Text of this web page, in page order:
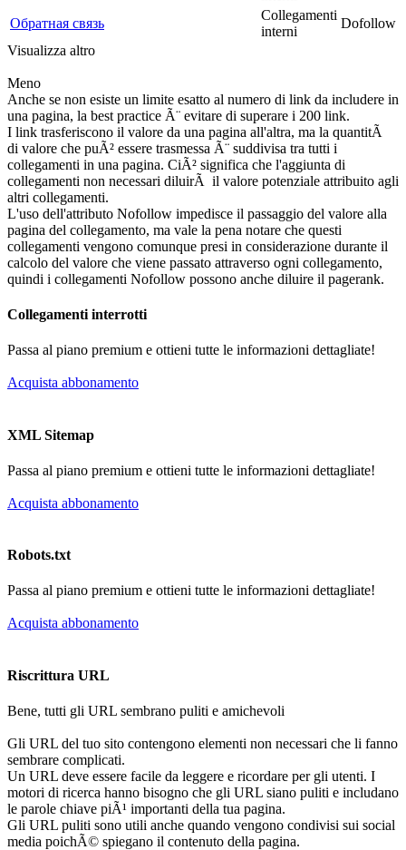
Обратная связь
Collegamenti
interni
Dofollow
Visualizza altro
Meno
Anche se non esiste un limite esatto al numero di link da includere in
una pagina, la best practice Ã¨ evitare di superare i 200 link.
I link trasferiscono il valore da una pagina all'altra, ma la quantitÃ
di valore che puÃ² essere trasmessa Ã¨ suddivisa tra tutti i
collegamenti in una pagina. CiÃ² significa che l'aggiunta di
collegamenti non necessari diluirÃ il valore potenziale attribuito agli
altri collegamenti.
L'uso dell'attributo Nofollow impedisce il passaggio del valore alla
pagina del collegamento, ma vale la pena notare che questi
collegamenti vengono comunque presi in considerazione durante il
calcolo del valore che viene passato attraverso ogni collegamento,
quindi i collegamenti Nofollow possono anche diluire il pagerank.
Collegamenti interrotti
Passa al piano premium e ottieni tutte le informazioni dettagliate!
Acquista abbonamento
XML Sitemap
Passa al piano premium e ottieni tutte le informazioni dettagliate!
Acquista abbonamento
Robots.txt
Passa al piano premium e ottieni tutte le informazioni dettagliate!
Acquista abbonamento
Riscrittura URL
Bene, tutti gli URL sembrano puliti e amichevoli
Gli URL del tuo sito contengono elementi non necessari che li fanno
sembrare complicati.
Un URL deve essere facile da leggere e ricordare per gli utenti. I
motori di ricerca hanno bisogno che gli URL siano puliti e includano
le parole chiave piÃ¹ importanti della tua pagina.
Gli URL puliti sono utili anche quando vengono condivisi sui social
media poichÃ© spiegano il contenuto della pagina.